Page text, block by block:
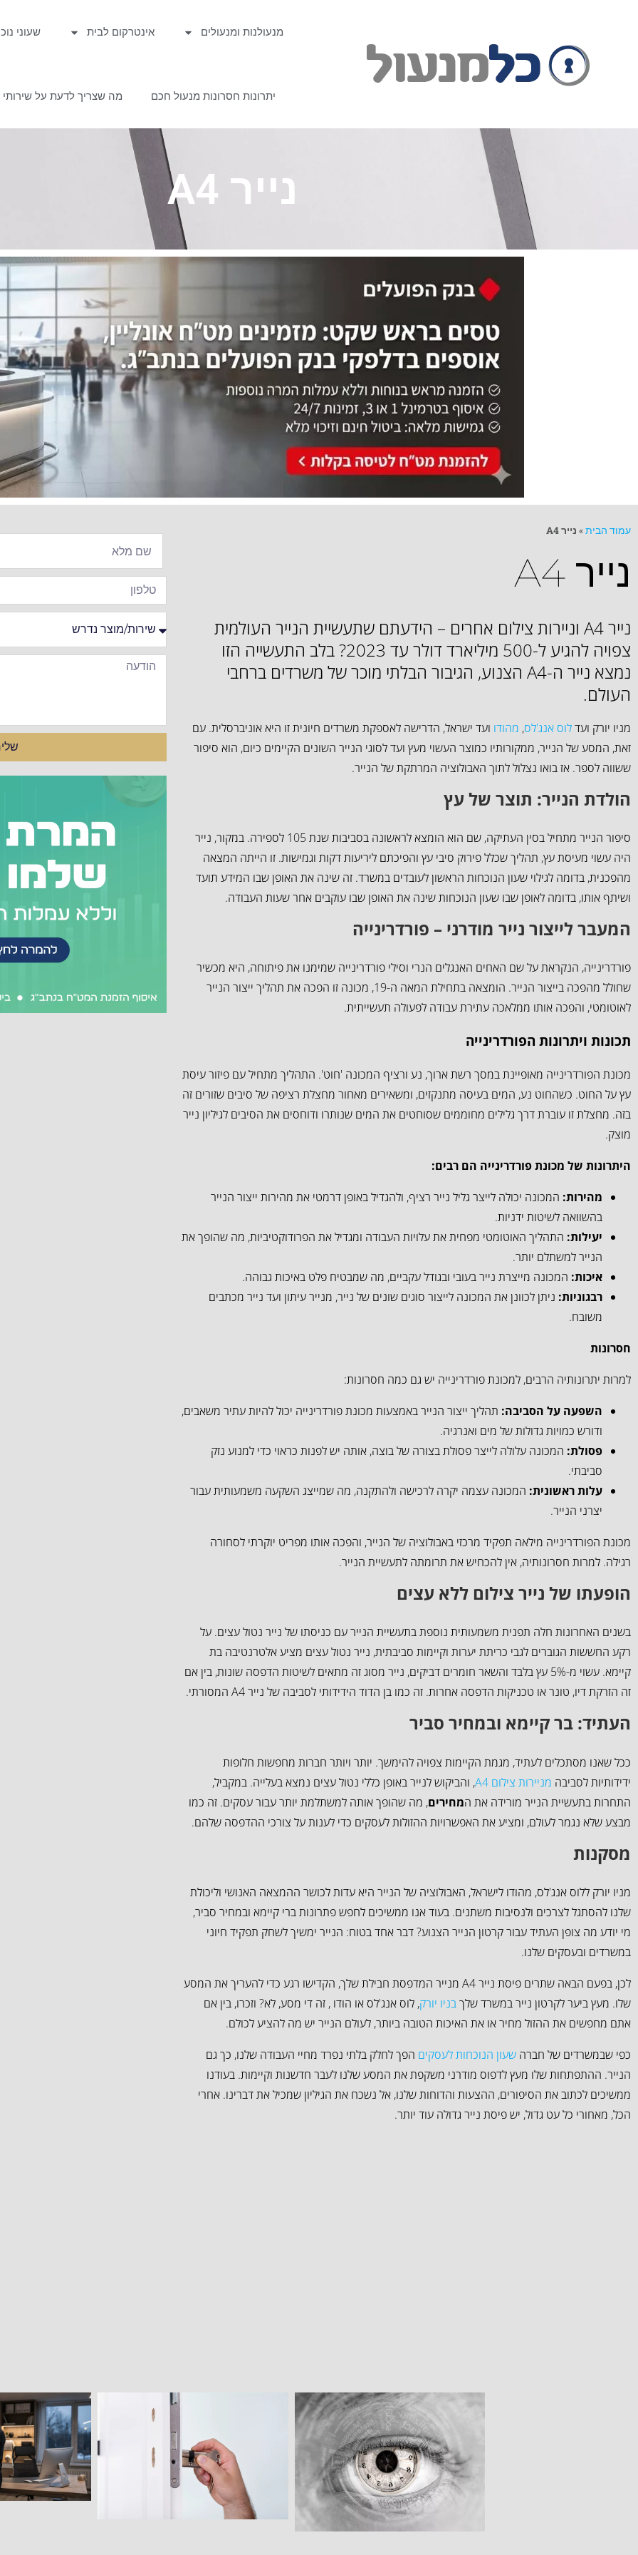
מנעולנות ומנעולים אינטרקום לבית שעוני
יתרונות חסרונות מנעול חכם מה שצריך לדעת על שירותי
נייר A4
עמוד הבית» נייר A4
נייר A4
נייר A4 וניירות צילום אחרים – הידעתם שתעשיית הנייר העולמית
צפויה להגיע ל-500 מיליארד דולר עד 2023? בלב התעשייה הזו
נמצא נייר ה-A4 הצנוע, הגיבור הבלתי מוכר של משרדים ברחבי
העולם.
מניו יורק ועדלוס אנג'לס, מהודו ועד ישראל, הדרישה לאספקת משרדים חיונית זו היא אוניברסלית. עם
זאת, המסע של הנייר, ממקורותיו כמוצר העשוי מעץ ועד לסוגי הנייר השונים הקיימים כיום, הוא סיפור
ששווה לספר. אז בואו נצלול לתוך האבולוציה המרתקת של הנייר.
הולדת הנייר: תוצר של עץ
סיפור הנייר מתחיל בסין העתיקה, שם הוא הומצא לראשונה בסביבות שנת 105 לספירה. במקור, נייר
היה עשוי מעיסת עץ, תהליך שכלל פירוק סיבי עץ והפיכתם ליריעות דקות וגמישות. זו הייתה המצאה
מהפכנית, בדומה לגילוי שעון הנוכחות הראשון לעובדים במשרד. זה שינה את האופן שבו המידע תועד
ושיתף אותו, בדומה לאופן שבו שעון הנוכחות שינה את האופן שבו עוקבים אחר שעות העבודה.
המעבר לייצור נייר מודרני – פורדרינייה
פורדרינייה, הנקראת על שם האחים האנגלים הנרי וסילי פורדרינייה שמימנו את פיתוחה, היא מכשיר
שחולל מהפכה בייצור הנייר. הומצאה בתחילת המאה ה-19, מכונה זו הפכה את תהליך ייצור הנייר
לאוטומטי, והפכה אותו ממלאכה עתירת עבודה לפעולה תעשייתית.
תכונות ויתרונות הפורדרינייה
מכונת הפורדרינייה מאופיינת במסך רשת ארוך, נע ורציף המכונה 'חוט'. התהליך מתחיל עם פיזור עיסת
עץ על החוט. כשהחוט נע, המים בעיסה מתנקזים, ומשאירים מאחור מחצלת רציפה של סיבים שזורים זה
בזה. מחצלת זו עוברת דרך גלילים מחוממים שסוחטים את המים שנותרו ודוחסים את הסיבים לגיליון נייר
מוצק.
היתרונות של מכונת פורדרינייה הם רבים:
מהירות: המכונה יכולה לייצר גליל נייר רציף, ולהגדיל באופן דרמטי את מהירות ייצור הנייר
בהשוואה לשיטות ידניות.
יעילות: התהליך האוטומטי מפחית את עלויות העבודה ומגדיל את הפרודוקטיביות, מה שהופך את
הנייר למשתלם יותר.
איכות: המכונה מייצרת נייר בעובי ובגודל עקביים, מה שמבטיח פלט באיכות גבוהה.
רבגוניות: ניתן לכוונן את המכונה לייצור סוגים שונים של נייר, מנייר עיתון ועד נייר מכתבים
משובח.
חסרונות
למרות יתרונותיה הרבים, למכונת פורדרינייה יש גם כמה חסרונות:
השפעה על הסביבה: תהליך ייצור הנייר באמצעות מכונת פורדרינייה יכול להיות עתיר משאבים,
ודורש כמויות גדולות של מים ואנרגיה.
פסולת: המכונה עלולה לייצר פסולת בצורה של בוצה, אותה יש לפנות כראוי כדי למנוע נזק
סביבתי.
עלות ראשונית: המכונה עצמה יקרה לרכישה ולהתקנה, מה שמייצג השקעה משמעותית עבור
יצרני הנייר.
מכונת הפורדרינייה מילאה תפקיד מרכזי באבולוציה של הנייר, והפכה אותו מפריט יוקרתי לסחורה
רגילה. למרות חסרונותיה, אין להכחיש את תרומתה לתעשיית הנייר.
הופעתו של נייר צילום ללא עצים
בשנים האחרונות חלה תפנית משמעותית נוספת בתעשיית הנייר עם כניסתו של נייר נטול עצים. על
רקע החששות הגוברים לגבי כריתת יערות וקיימות סביבתית, נייר נטול עצים מציע אלטרנטיבה בת
קיימא. עשוי מ-5% עץ בלבד והשאר חומרים דביקים, נייר מסוג זה מתאים לשיטות הדפסה שונות, בין אם
זה הזרקת דיו, טונר או טכניקות הדפסה אחרות. זה כמו בן הדוד הידידותי לסביבה של נייר A4 המסורתי.
העתיד: בר קיימא ובמחיר סביר
ככל שאנו מסתכלים לעתיד, מגמת הקיימות צפויה להימשך. יותר ויותר חברות מחפשות חלופות
ידידותיות לסביבה מניירות צילום A4
, והביקוש לנייר באופן כללי נטול עצים נמצא בעלייה. במקביל,
התחרות בתעשיית הנייר מורידה את המחירים, מה שהופך אותה למשתלמת יותר עבור עסקים. זה כמו
מבצע שלא נגמר לעולם, ומציע את האפשרויות ההזולות לעסקים כדי לענות על צורכי ההדפסה שלהם.
מסקנות
מניו יורק ללוס אנג'לס, מהודו לישראל, האבולוציה של הנייר היא עדות לכושר ההמצאה האנושי וליכולת
שלנו להסתגל לצרכים ולנסיבות משתנים. בעוד אנו ממשיכים לחפש פתרונות ברי קיימא ובמחיר סביר,
מי יודע מה צופן העתיד עבור קרטון הנייר הצנוע? דבר אחד בטוח: הנייר ימשיך לשחק תפקיד חיוני
במשרדים ובעסקים שלנו.
לכן, בפעם הבאה שתרים פיסת נייר A4 מנייר המדפסת חבילת שלך, הקדישו רגע כדי להעריך את המסע
שלו. מעץ ביער לקרטון נייר במשרד שלךבניו יורק, לוס אנג'לס או הודו , זה די מסע, לא? וזכרו, בין אם
אתם מחפשים את ההזול מחיר או את האיכות הטובה ביותר, לעולם הנייר יש מה להציע לכולם.
כפי שבמשרדים של חברה שעון הנוכחות לעסקים הפך לחלק בלתי נפרד מחיי העבודה שלנו, כך גם
הנייר. ההתפתחות שלו מעץ לדפוס מודרני משקפת את המסע שלנו לעבר חדשנות וקיימות. בעודנו
ממשיכים לכתוב את הסיפורים, ההצעות והדוחות שלנו, אל נשכח את הגיליון שמכיל את דברינו. אחרי
הכל, מאחורי כל עט גדול, יש פיסת נייר גדולה עוד יותר.